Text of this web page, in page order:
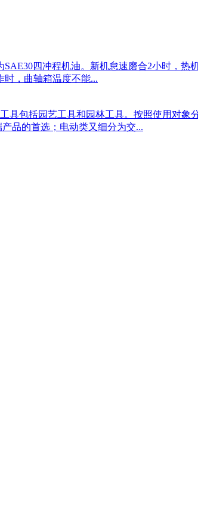
四冲程机油。新机怠速磨合2小时，
时，曲轴箱温度不能...
具包括园艺工具和园林工具。按照使用对
品的首选；电动类又细分为交...